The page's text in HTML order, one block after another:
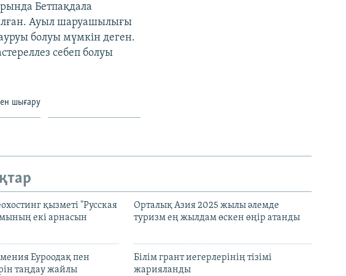
Бетпақдала
Ауыл шаруашылығы
болуы мүмкін деген.
себеп болуы
шығару
қызметі "Русская
екі арнасын
Орталық Азия 2025 жылы әлемде
туризм ең жылдам өскен өңір атанды
Еуроодақ пен
таңдау жайлы
Білім грант иегерлерінің тізімі
жарияланды